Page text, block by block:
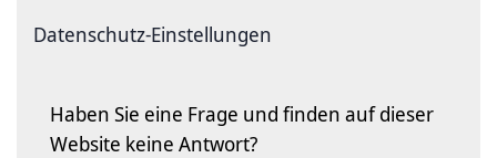
Datenschutz-Einstellungen
Haben Sie eine Frage und finden auf dieser
Website keine Antwort?